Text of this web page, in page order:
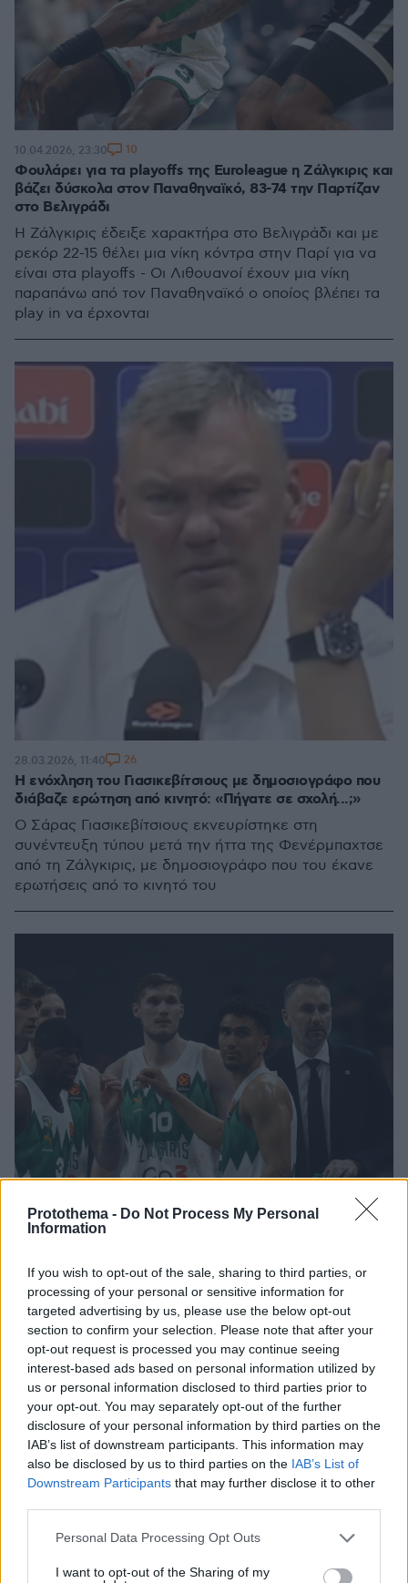
Protothema - Do Not Process My Personal
Information
If you wish to opt-out of the sale, sharing to third parties, or
processing of your personal or sensitive information for
targeted advertising by us, please use the below opt-out
section to confirm your selection. Please note that after your
opt-out request is processed you may continue seeing
interest-based ads based on personal information utilized by
us or personal information disclosed to third parties prior to
your opt-out. You may separately opt-out of the further
disclosure of your personal information by third parties on the
IAB’s list of downstream participants. This information may
also be disclosed by us to third parties on the IAB’s List of
Downstream Participants that may further disclose it to other
Please note that this website/app uses one or more Google
not limited to your visit or usage behaviour. You may click to
Personal Data Processing Opt Outs
I want to opt-out of the Sharing of my
Φουλάρει για τα playoffs της Euroleague η Ζάλγκιρις και
βάζει δύσκολα στον Παναθηναϊκό, 83-74 την Παρτίζαν
στο Βελιγράδι
Η Ζάλγκιρις έδειξε χαρακτήρα στο Βελιγράδι και με
ρεκόρ 22-15 θέλει μια νίκη κόντρα στην Παρί για να
είναι στα playoffs - Οι Λιθουανοί έχουν μια νίκη
παραπάνω από τον Παναθηναϊκό ο οποίος βλέπει τα
play in να έρχονται
10.04.2026, 23:30 10
Η ενόχληση του Γιασικεβίτσιους με δημοσιογράφο που
διάβαζε ερώτηση από κινητό: «Πήγατε σε σχολή...;»
Ο Σάρας Γιασικεβίτσιους εκνευρίστηκε στη
συνέντευξη τύπου μετά την ήττα της Φενέρμπαχτσε
από τη Ζάλγκιρις, με δημοσιογράφο που του έκανε
ερωτήσεις από το κινητό του
28.03.2026, 11:40 26
Euroleague: Διπλό εξάδας στην Πόλη η Ζάλγκιρις, 92-82
την Φενέρ
Ανέβηκε στο 20-14 η ομάδα από το Κάουνας
27.03.2026, 22:22 1